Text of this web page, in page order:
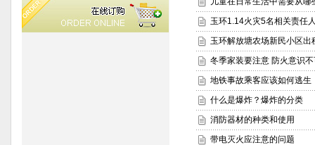
玉环1.14火灾5名相关责任
玉环解放塘农场新民小区出
冬季家装要注意 防火意识
地铁事故乘客应该如何逃生
什么是爆炸？爆炸的分类
消防器材的种类和使用
带电灭火应注意的问题